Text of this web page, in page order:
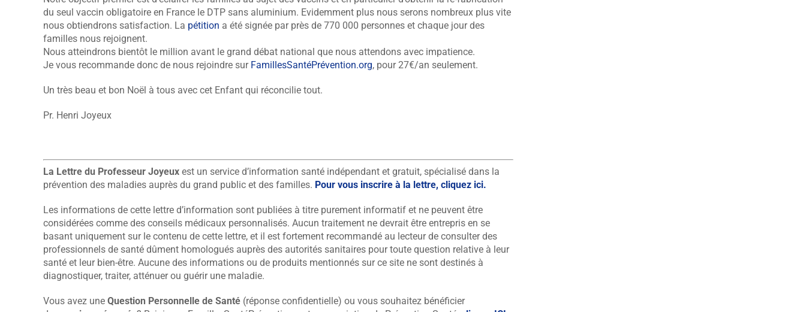
du seul vaccin obligatoire en France le DTP sans aluminium. Evidemment plus nous serons nombreux plus vite
nous obtiendrons satisfaction. La pétition a été signée par près de 770 000 personnes et chaque jour des
familles nous rejoignent.
Nous atteindrons bientôt le million avant le grand débat national que nous attendons avec impatience.
Je vous recommande donc de nous rejoindre sur FamillesSantéPrévention.org, pour 27€/an seulement.
Un très beau et bon Noël à tous avec cet Enfant qui réconcilie tout.
Pr. Henri Joyeux
La Lettre du Professeur Joyeuxest un service d’information santé indépendant et gratuit, spécialisé dans la
prévention des maladies auprès du grand public et des familles. Pour vous inscrire à la lettre, cliquez ici.
Les informations de cette lettre d’information sont publiées à titre purement informatif et ne peuvent être
considérées comme des conseils médicaux personnalisés. Aucun traitement ne devrait être entrepris en se
basant uniquement sur le contenu de cette lettre, et il est fortement recommandé au lecteur de consulter des
professionnels de santé dûment homologués auprès des autorités sanitaires pour toute question relative à leur
santé et leur bien-être. Aucune des informations ou de produits mentionnés sur ce site ne sont destinés à
diagnostiquer, traiter, atténuer ou guérir une maladie.
Vous avez une Question Personnelle de Santé(réponse confidentielle) ou vous souhaitez bénéficier